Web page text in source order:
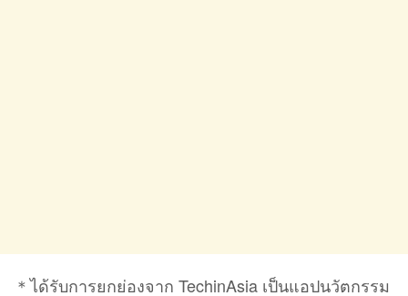
＊ได้รับการยกย่องจาก TechinAsia เป็นแอปนวัตกรรม